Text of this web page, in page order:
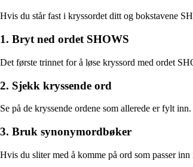
Hvis du står fast i kryssordet ditt og bokstavene
1. Bryt ned ordet SHOWS
Det første trinnet for å løse kryssord med ordet
2. Sjekk kryssende ord
Se på de kryssende ordene som allerede er fylt
3. Bruk synonymordbøker
Hvis du sliter med å komme på ord som passer